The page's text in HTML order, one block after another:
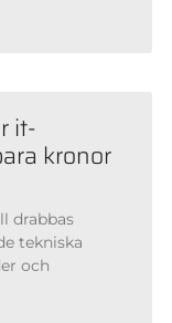
it-
kronor
drabbas
tekniska
och